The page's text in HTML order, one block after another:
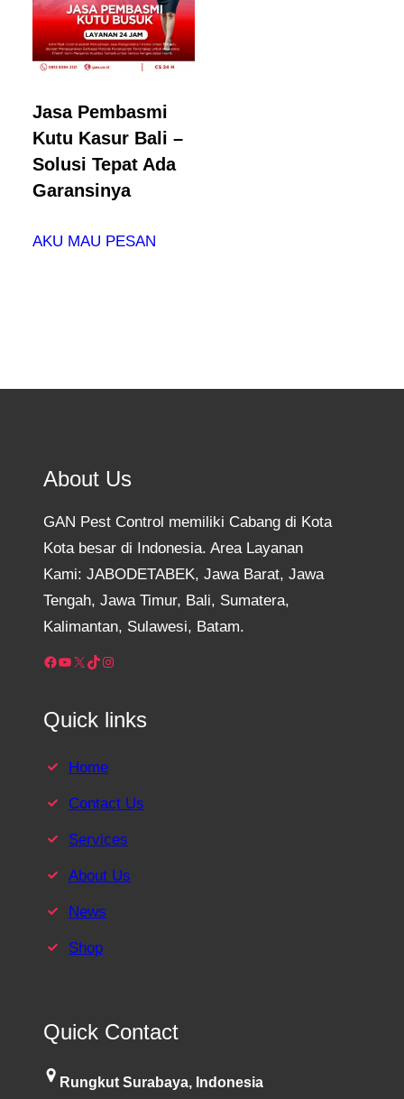
Jasa Pembasmi
Kutu Kasur Bali –
Solusi Tepat Ada
Garansinya
AKU MAU PESAN
About Us
GAN Pest Control memiliki Cabang di Kota
Kota besar di Indonesia. Area Layanan
Kami: JABODETABEK, Jawa Barat, Jawa
Tengah, Jawa Timur, Bali, Sumatera,
Kalimantan, Sulawesi, Batam.
Facebook YouTube X TikTok Instagram
Quick links
Home
Contact Us
Services
About Us
News
Shop
Quick Contact
Rungkut Surabaya, Indonesia